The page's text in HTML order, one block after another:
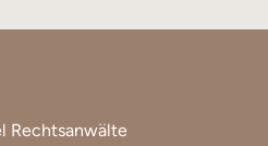
Rechtsanwälte